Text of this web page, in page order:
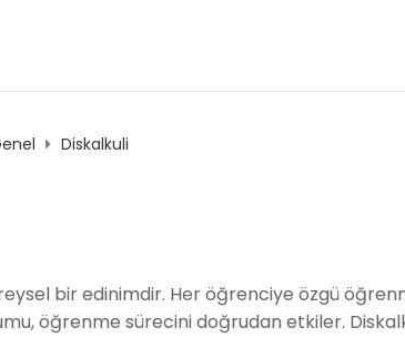
Diskalkuli
bir edinimdir. Her öğrenciye özgü
öğrenme sürecini doğrudan etkiler.